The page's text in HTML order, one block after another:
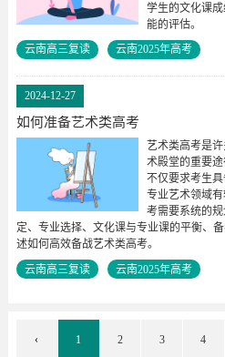
学生的文化课
能的评估。
云南高三复读
云南2025年高考
2024-12-27
如何准备艺术类高考
艺术类高考是
术殿堂的重要
不仅要求考生
专业艺术领域
考需要系统的
定、专业选择、文化课与专业课的平衡、
述如何高效备战艺术类高考。
云南高三复读
云南2025年高考
‹ 1 2 3 4